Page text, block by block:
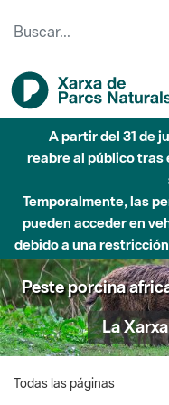
A partir del 31 de
reabre al público tras
Temporalmente, las
pueden acceder en
debido a una
Peste porcina
La
Todas las páginas